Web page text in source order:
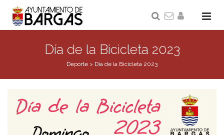
Día de la Bicicleta 2023
Deporte > Día de la Bicicleta 2023